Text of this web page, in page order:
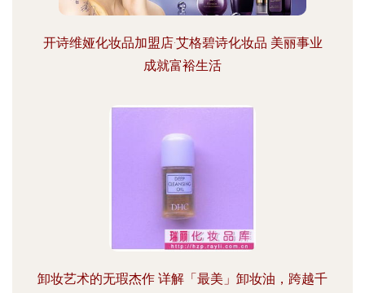
开诗维娅化妆品加盟店·艾格碧诗化妆品 美丽事业
成就富裕生活
卸妆艺术的无瑕杰作 详解「最美」卸妆油，跨越千